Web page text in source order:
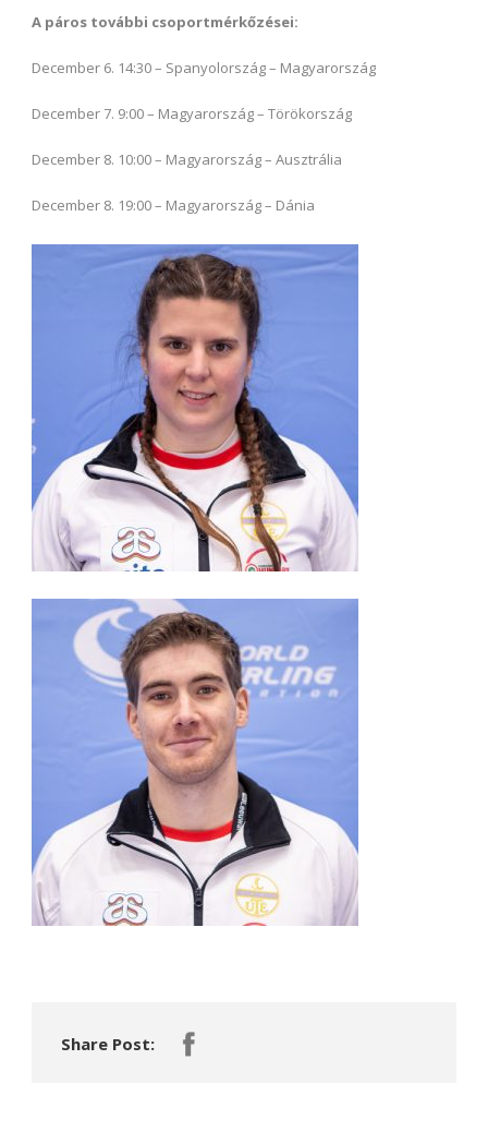
A páros további csoportmérkőzései:
December 6. 14:30 – Spanyolország – Magyarország
December 7. 9:00 – Magyarország – Törökország
December 8. 10:00 – Magyarország – Ausztrália
December 8. 19:00 – Magyarország – Dánia
Share Post: